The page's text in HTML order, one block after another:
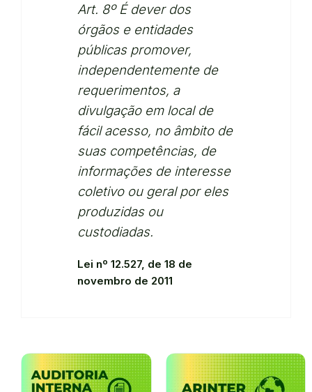
Art. 8º É dever dos
órgãos e entidades
públicas promover,
independentemente de
requerimentos, a
divulgação em local de
fácil acesso, no âmbito de
suas competências, de
informações de interesse
coletivo ou geral por eles
produzidas ou
custodiadas.
Lei nº 12.527, de 18 de
novembro de 2011